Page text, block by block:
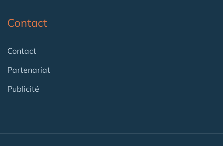
Contact
Contact
Partenariat
Publicité